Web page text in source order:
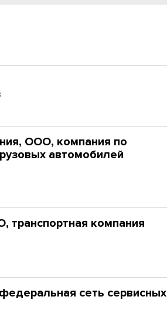
ООО, компания по
автомобилей
транспортная компания
сеть сервисных